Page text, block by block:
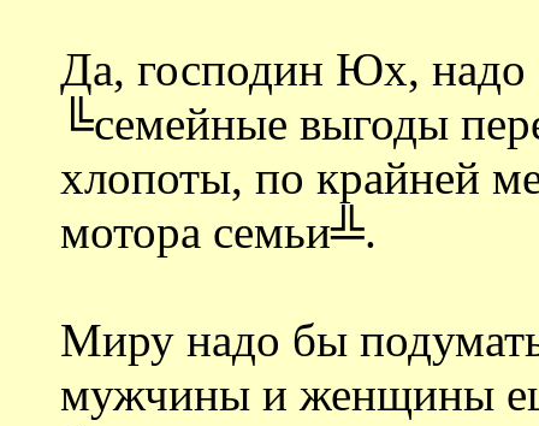
Да, господин Юх, надо
╚семейные выгоды
хлопоты, по крайней
мотора семьи╩.
Миру надо бы
мужчины и женщины